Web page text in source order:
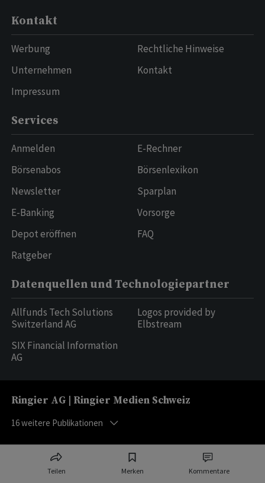
Teilen Merken Kommentare
Kontakt
Werbung
Unternehmen
Impressum
Rechtliche Hinweise
Kontakt
Services
Anmelden
Börsenabos
Newsletter
E-Banking
Depot eröffnen
Ratgeber
E-Rechner
Börsenlexikon
Sparplan
Vorsorge
FAQ
Datenquellen und Technologiepartner
Allfunds Tech Solutions
Switzerland AG
SIX Financial Information
AG
Logos provided by
Elbstream
Ringier AG | Ringier Medien Schweiz
16weitere Publikationen